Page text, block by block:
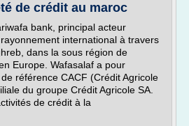
de crédit au maroc
bank, principal acteur
international à travers
dans la sous région de
Europe. Wafasalaf a pour
référence CACF (Crédit Agricole
du groupe Crédit Agricole SA.
de crédit à la